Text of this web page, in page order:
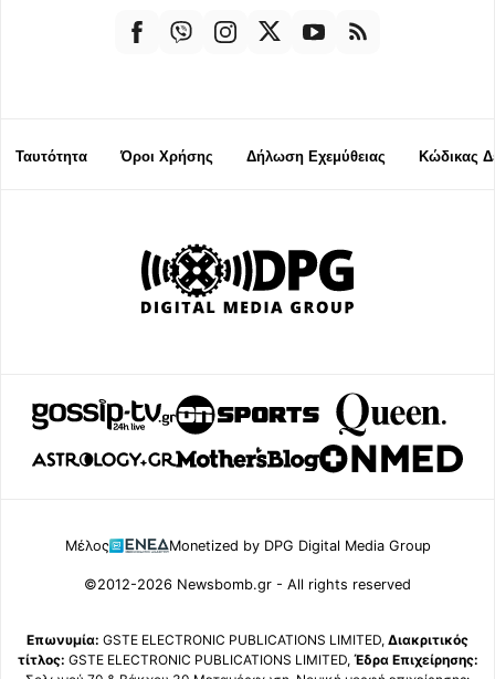
Ταυτότητα Όροι Χρήσης Δήλωση Εχεμύθειας Κώδικας
Μέλος Monetized by DPG Digital Media Group
©2012-2026 Newsbomb.gr - All rights reserved
Επωνυμία: GSTE ELECTRONIC PUBLICATIONS LIMITED, Διακριτικός
τίτλος: GSTE ELECTRONIC PUBLICATIONS LIMITED, Έδρα Επιχείρησης: